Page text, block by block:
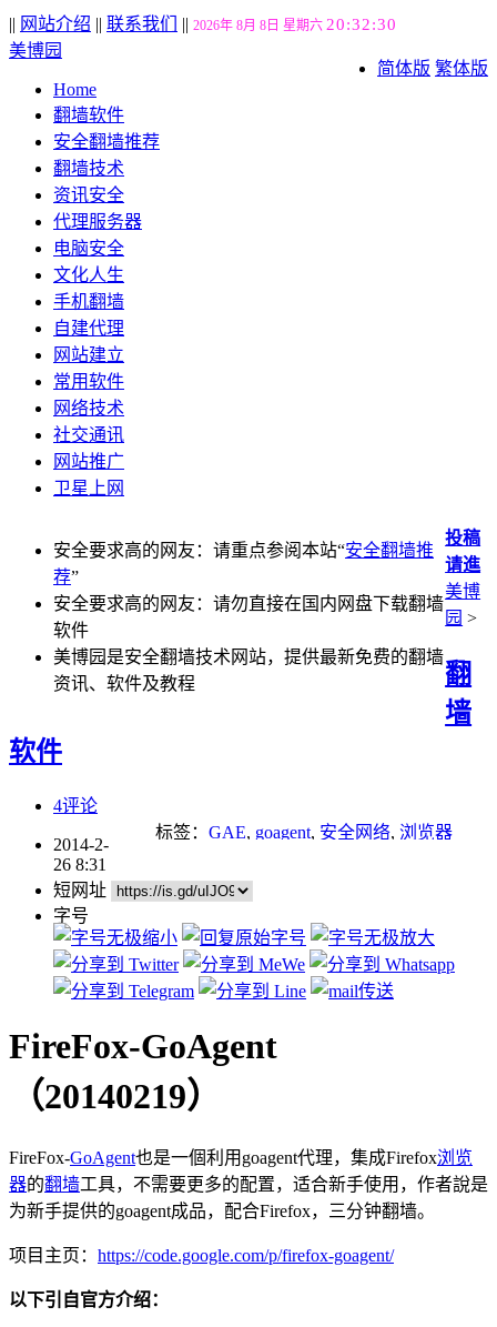
|| 网站介绍 || 联系我们 || 2026年 8月 8日 星期六 20:32:31
简体版 繁体版
美博园
Home
翻墙软件
安全翻墙推荐
翻墙技术
资讯安全
代理服务器
电脑安全
文化人生
手机翻墙
自建代理
网站建立
常用软件
网络技术
社交通讯
网站推广
卫星上网
安全要求高的网友：请重点参阅本站“安全翻墙推
荐”
安全要求高的网友：请勿直接在国内网盘下载翻墙
软件
美博园是安全翻墙技术网站，提供最新免费的翻墙
资讯、软件及教程
投稿
请進
美博
园 >
翻
墙
软件
4评论
标签： GAE, goagent, 安全网络, 浏览器
2014-2-
26 8:31
短网址
字号
FireFox-GoAgent
（20140219）
FireFox-GoAgent也是一個利用goagent代理，集成Firefox浏览
器的翻墙工具，不需要更多的配置，适合新手使用，作者說是
为新手提供的goagent成品，配合Firefox，三分钟翻墙。
项目主页： https://code.google.com/p/firefox-goagent/
以下引自官方介绍：